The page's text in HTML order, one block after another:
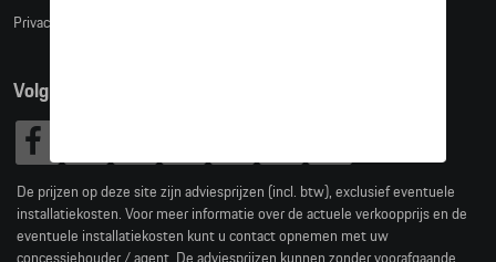
Privacybeleid
Volg Ons
De prijzen op deze site zijn adviesprijzen (incl. btw), exclusief eventuele
installatiekosten. Voor meer informatie over de actuele verkoopprijs en de
eventuele installatiekosten kunt u contact opnemen met uw
concessiehouder / agent. De adviesprijzen kunnen zonder voorafgaande